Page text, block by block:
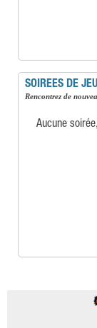
SOIREES DE
Rencontrez de
Aucune